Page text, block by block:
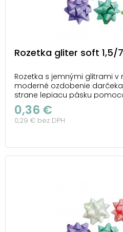
Rozetka gliter soft 1,5/
Rozetka s jemnými glitrami v
moderné ozdobenie
strane lepiacu pásku
krabičku alebo inak
Priemer: 70 mm Šírka stuhy:
tmavo zelená, svetlo zelen...
0,36 €
0,29 € bez DPH